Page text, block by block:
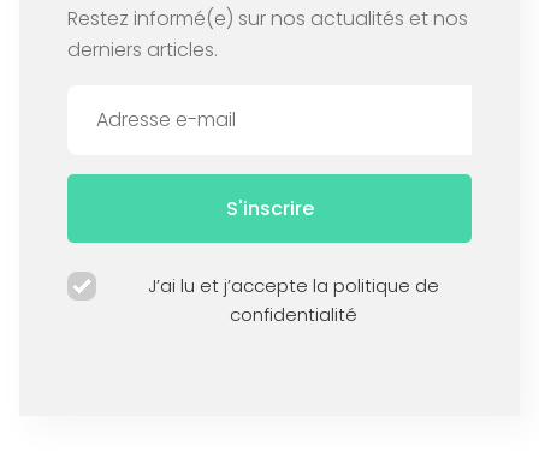
Restez informé(e) sur nos actualités et nos
derniers articles.
S'inscrire
J’ai lu et j’accepte la politique de
confidentialité